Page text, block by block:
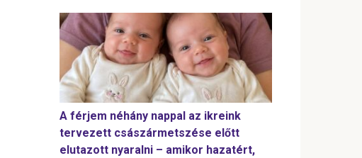
A férjem néhány nappal az ikreink
tervezett császármetszése előtt
elutazott nyaralni – amikor hazatért,